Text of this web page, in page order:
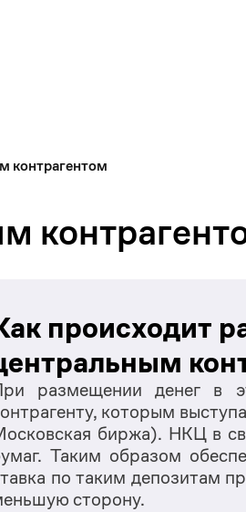
контрагентом
происходит
размещении денег в
которым
биржа). НКЦ в
Таким образом
по таким депозитам
сторону.